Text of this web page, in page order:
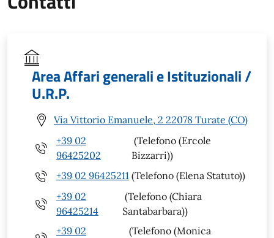
Area Affari generali e Istituzionali /
U.R.P.
Via Vittorio Emanuele, 2 22078 Turate (CO)
+39 02
96425202
(Telefono (Ercole
Bizzarri))
+39 02 96425211 (Telefono (Elena Statuto))
+39 02
96425214
(Telefono (Chiara
Santabarbara))
+39 02
(Telefono (Monica